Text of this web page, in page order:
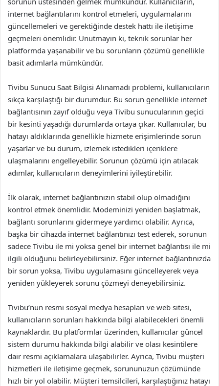
internet bağlantılarını kontrol etmeleri, uygulamalarını
güncellemeleri ve gerektiğinde destek hattı ile iletişime
geçmeleri önemlidir. Unutmayın ki, teknik sorunlar her
platformda yaşanabilir ve bu sorunların çözümü genellikle
basit adımlarla mümkündür.
Tivibu Sunucu Saat Bilgisi Alınamadı problemi, kullanıcıların
sıkça karşılaştığı bir durumdur. Bu sorun genellikle internet
bağlantısının zayıf olduğu veya Tivibu sunucularının geçici
bir kesinti yaşadığı durumlarda ortaya çıkar. Kullanıcılar, bu
hatayı aldıklarında genellikle hizmete erişimlerinde sorun
yaşarlar ve bu durum, izlemek istedikleri içeriklere
ulaşmalarını engelleyebilir. Sorunun çözümü için atılacak
adımlar, kullanıcıların deneyimlerini iyileştirebilir.
İlk olarak, internet bağlantınızın stabil olup olmadığını
kontrol etmek önemlidir. Modeminizi yeniden başlatmak,
bağlantı sorunlarını gidermeye yardımcı olabilir. Ayrıca,
başka bir cihazda internet bağlantınızı test ederek, sorunun
sadece Tivibu ile mi yoksa genel bir internet bağlantısı ile mi
ilgili olduğunu belirleyebilirsiniz. Eğer internet bağlantınızda
bir sorun yoksa, Tivibu uygulamasını güncelleyerek veya
yeniden yükleyerek sorunu çözmeyi deneyebilirsiniz.
Tivibu’nun resmi sosyal medya hesapları ve web sitesi,
kullanıcıların sorunları hakkında bilgi alabilecekleri önemli
kaynaklardır. Bu platformlar üzerinden, kullanıcılar güncel
sistem durumu hakkında bilgi alabilir ve olası kesintilere
dair resmi açıklamalara ulaşabilirler. Ayrıca, Tivibu müşteri
hizmetleri ile iletişime geçmek, sorununuzun çözümünde
hızlı bir yol olabilir. Müşteri temsilcileri, karşılaştığınız hatayı